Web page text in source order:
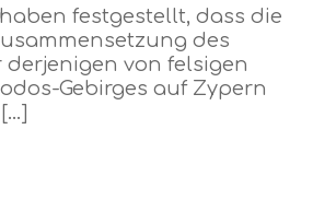
festgestellt, dass die
des
derjenigen von felsigen
Gebirges auf Zypern